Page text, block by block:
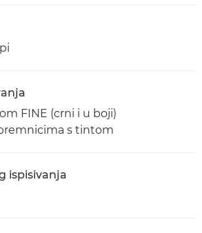
FINE (crni i u boji)
s tintom
ispisivanja